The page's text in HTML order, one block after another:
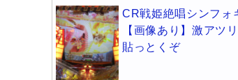
CR戦姫絶唱シンフォ
【画像あり】激アツ
貼っとくぞ